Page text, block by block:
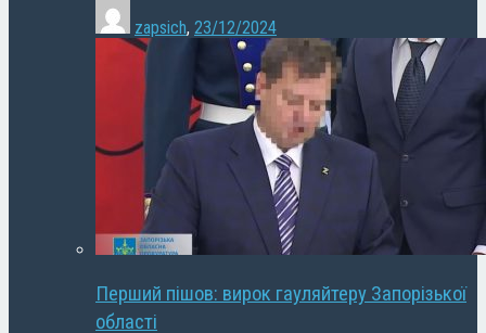
zapsich, 23/12/2024
Перший пішов: вирок гауляйтеру Запорізької
області